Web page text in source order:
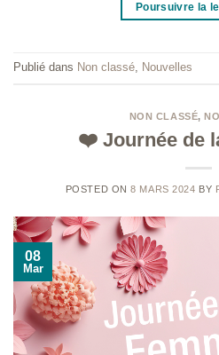
Poursuivre la
Publié dans Non classé, Nouvelles
NON CLASSÉ,
❤️ Journée de
POSTED ON8 MARS 2024 BY
08
Mar